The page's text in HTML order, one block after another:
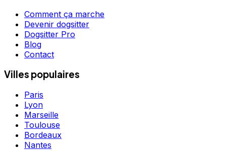
Comment ça marche
Devenir dogsitter
Dogsitter Pro
Blog
Contact
Villes populaires
Paris
Lyon
Marseille
Toulouse
Bordeaux
Nantes